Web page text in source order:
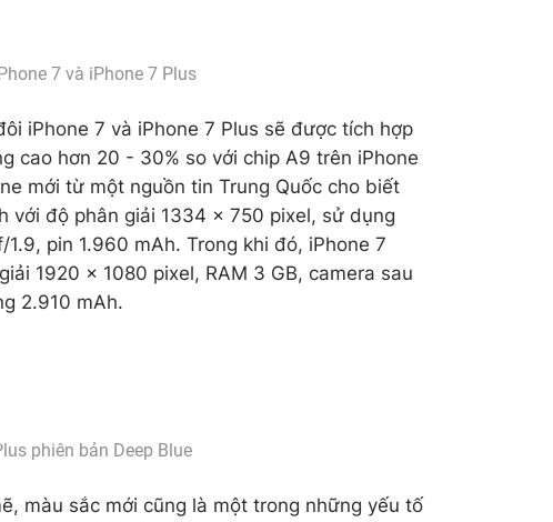
7 và iPhone 7 Plus
iPhone 7 và iPhone 7 Plus sẽ được tích hợp
cao hơn 20 - 30% so với chip A9 trên iPhone
mới từ một nguồn tin Trung Quốc cho biết
với độ phân giải 1334 x 750 pixel, sử dụng
pin 1.960 mAh. Trong khi đó, iPhone 7
1920 x 1080 pixel, RAM 3 GB, camera sau
2.910 mAh.
phiên bản Deep Blue
màu sắc mới cũng là một trong những yếu tố